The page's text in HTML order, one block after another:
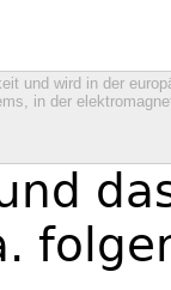
und wird in der
in der